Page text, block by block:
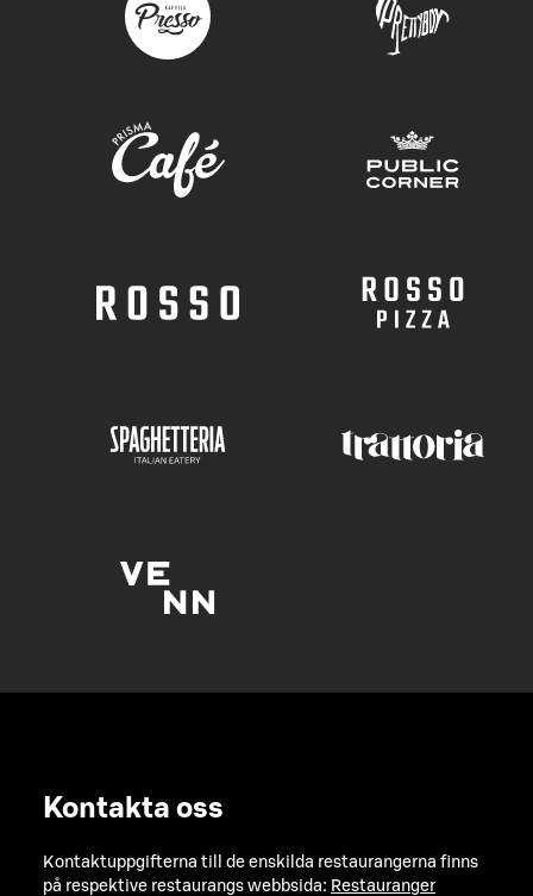
Kontakta oss
Kontaktuppgifterna till de enskilda restaurangerna finns
på respektive restaurangs webbsida: Restauranger